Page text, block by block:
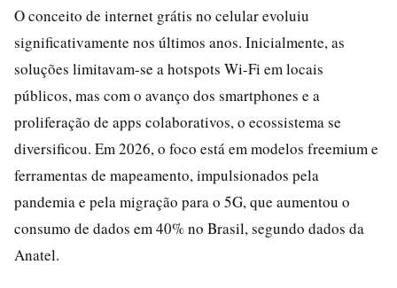
O conceito de internet grátis no celular evoluiu
significativamente nos últimos anos. Inicialmente, as
soluções limitavam-se a hotspots Wi-Fi em locais
públicos, mas com o avanço dos smartphones e a
proliferação de apps colaborativos, o ecossistema se
diversificou. Em 2026, o foco está em modelos freemium e
ferramentas de mapeamento, impulsionados pela
pandemia e pela migração para o 5G, que aumentou o
consumo de dados em 40% no Brasil, segundo dados da
Anatel.